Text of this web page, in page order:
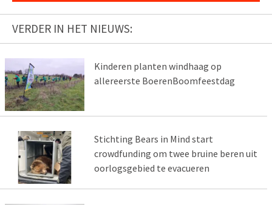
VERDER IN HET NIEUWS:
Kinderen planten windhaag op
allereerste BoerenBoomfeestdag
Stichting Bears in Mind start
crowdfunding om twee bruine beren uit
oorlogsgebied te evacueren